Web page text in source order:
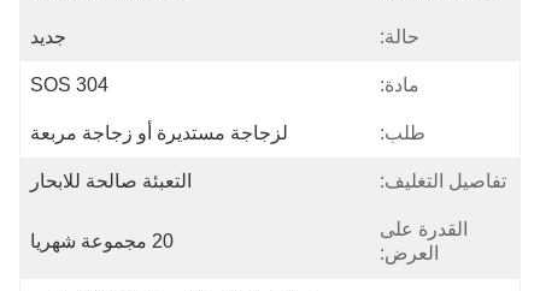
حالة: جديد
مادة: SOS 304
طلب: لزجاجة مستديرة أو زجاجة مربعة
تفاصيل التغليف: التعبئة صالحة للابحار
القدرة على
العرض:
20 مجموعة شهريا